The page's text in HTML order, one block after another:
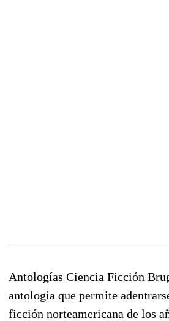
Antologías Ciencia Ficción
antología que permite
ficción norteamericana de los